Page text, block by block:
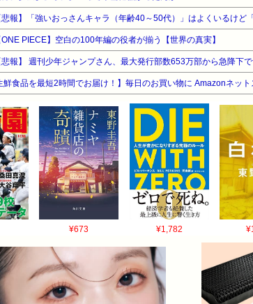
悲報】「強いおっさんキャラ（年齢40～50代）」はよくいるけ
ONE PIECE】空白の100年編の役者が揃う【世界の真実】
悲報】 週刊少年ジャンプさん、最大発行部数653万部から急降下
鮮食品を最短2時間でお届け！】毎日のお買い物に Amazonネッ
¥673 ¥1,782